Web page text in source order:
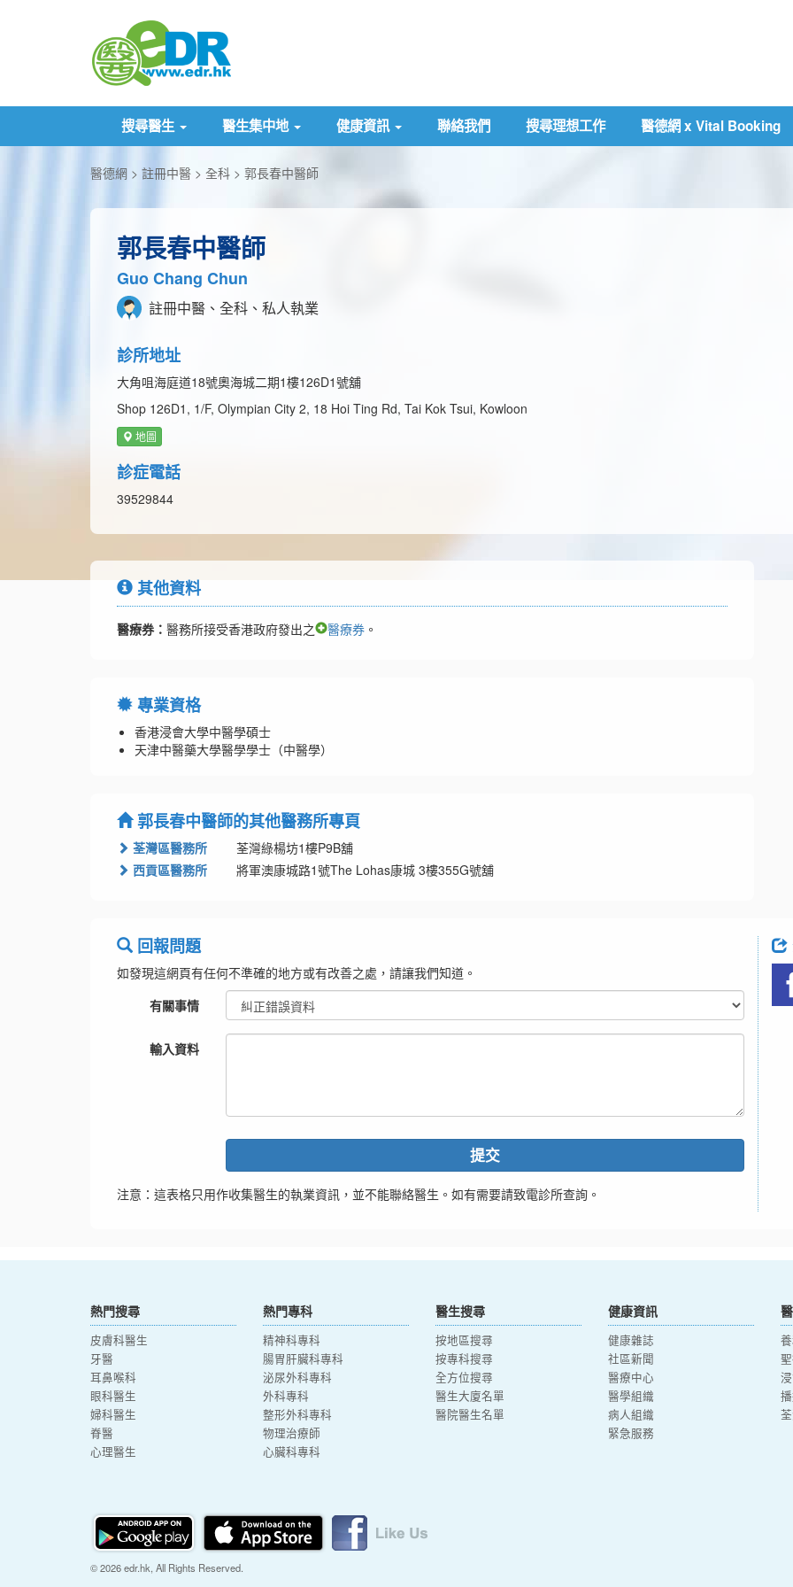
搜尋醫生 醫生集中地 健康資訊 聯絡我們 搜尋理想工作 醫德網 x Vital Booking
醫德網 註冊中醫 全科 郭長春中醫師
郭長春中醫師
Guo Chang Chun
註冊中醫、全科、私人執業
診所地址
大角咀海庭道18號奧海城二期1樓126D1號舖
Shop 126D1, 1/F, Olympian City 2, 18 Hoi Ting Rd, Tai Kok Tsui, Kowloon
地圖
診症電話
39529844
其他資料
醫療券： 醫務所接受香港政府發出之 醫療券 。
專業資格
香港浸會大學中醫學碩士
天津中醫藥大學醫學學士（中醫學）
郭長春中醫師的其他醫務所專頁
荃灣區醫務所
荃灣綠楊坊1樓P9B舖
西貢區醫務所
將軍澳康城路1號The Lohas康城 3樓355G號舖
回報問題
如發現這網頁有任何不準確的地方或有改善之處，請讓我們知道。
有關事情
輸入資料
提交
注意：這表格只用作收集醫生的執業資訊，並不能聯絡醫生。如有需要請致電診所查詢。
熱門搜尋
皮膚科醫生
牙醫
耳鼻喉科
眼科醫生
婦科醫生
脊醫
心理醫生
熱門專科
精神科專科
腸胃肝臟科專科
泌尿外科專科
外科專科
整形外科專科
物理治療師
心臟科專科
醫生搜尋
按地區搜尋
按專科搜尋
全方位搜尋
醫生大廈名單
醫院醫生名單
健康資訊
健康雜誌
社區新聞
醫療中心
醫學組織
病人組織
緊急服務
© 2026 edr.hk, All Rights Reserved.